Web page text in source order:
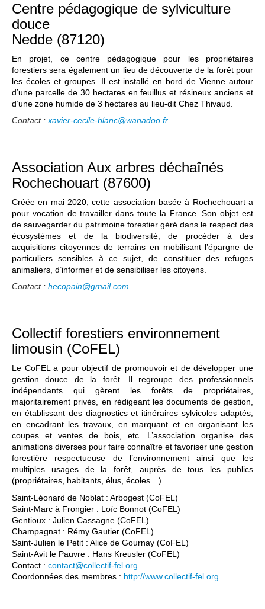
Centre pédagogique de sylviculture
douce
Nedde (87120)
En projet, ce centre pédagogique pour les propriétaires
forestiers sera également un lieu de découverte de la forêt pour
les écoles et groupes. Il est installé en bord de Vienne autour
d’une parcelle de 30 hectares en feuillus et résineux anciens et
d’une zone humide de 3 hectares au lieu-dit Chez Thivaud.
Contact : xavier-cecile-blanc@wanadoo.fr
Association Aux arbres déchaînés
Rochechouart (87600)
Créée en mai 2020, cette association basée à Rochechouart a
pour vocation de travailler dans toute la France. Son objet est
de sauvegarder du patrimoine forestier géré dans le respect des
écosystèmes et de la biodiversité, de procéder à des
acquisitions citoyennes de terrains en mobilisant l’épargne de
particuliers sensibles à ce sujet, de constituer des refuges
animaliers, d’informer et de sensibiliser les citoyens.
Contact : hecopain@gmail.com
Collectif forestiers environnement
limousin (CoFEL)
Le CoFEL a pour objectif de promouvoir et de développer une
gestion douce de la forêt. Il regroupe des professionnels
indépendants qui gèrent les forêts de propriétaires,
majoritairement privés, en rédigeant les documents de gestion,
en établissant des diagnostics et itinéraires sylvicoles adaptés,
en encadrant les travaux, en marquant et en organisant les
coupes et ventes de bois, etc. L’association organise des
animations diverses pour faire connaître et favoriser une gestion
forestière respectueuse de l’environnement ainsi que les
multiples usages de la forêt, auprès de tous les publics
(propriétaires, habitants, élus, écoles…).
Saint-Léonard de Noblat : Arbogest (CoFEL)
Saint-Marc à Frongier : Loïc Bonnot (CoFEL)
Gentioux : Julien Cassagne (CoFEL)
Champagnat : Rémy Gautier (CoFEL)
Saint-Julien le Petit : Alice de Gournay (CoFEL)
Saint-Avit le Pauvre : Hans Kreusler (CoFEL)
Contact : contact@collectif-fel.org
Coordonnées des membres : http://www.collectif-fel.org